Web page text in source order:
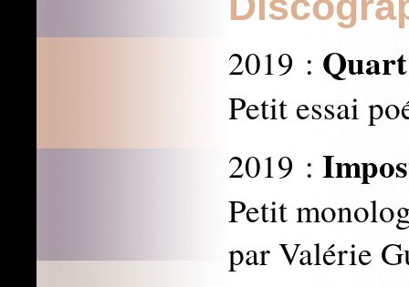
2019 :
Petit essai
2019 :
Petit
par Valérie